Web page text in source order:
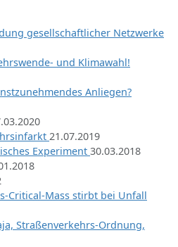
gesellschaftlicher Netzwerke
und Klimawahl!
Anliegen?
21.07.2019
Experiment 30.03.2018
Critical-Mass stirbt bei Unfall
Straßenverkehrs-Ordnung,